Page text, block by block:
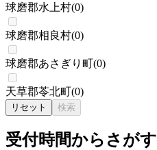
球磨郡水上村(0)
球磨郡相良村(0)
球磨郡あさぎり町(0)
天草郡苓北町(0)
リセット 検索
受付時間からさがす